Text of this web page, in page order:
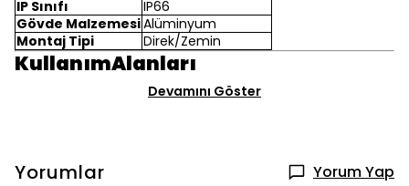
IP Sınıfı
IP66
Gövde MalzemesiAlüminyum
Montaj Tipi
Direk/Zemin
KullanımAlanları
Devamını Göster
Yorumlar Yorum Yap